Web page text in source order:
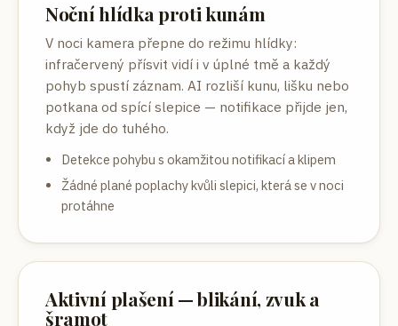
Noční hlídka proti kunám
V noci kamera přepne do režimu hlídky:
infračervený přísvit vidí i v úplné tmě a každý
pohyb spustí záznam. AI rozliší kunu, lišku nebo
potkana od spící slepice — notifikace přijde jen,
když jde do tuhého.
Detekce pohybu s okamžitou notifikací a klipem
Žádné plané poplachy kvůli slepici, která se v noci
protáhne
Aktivní plašení — blikání, zvuk a
šramot